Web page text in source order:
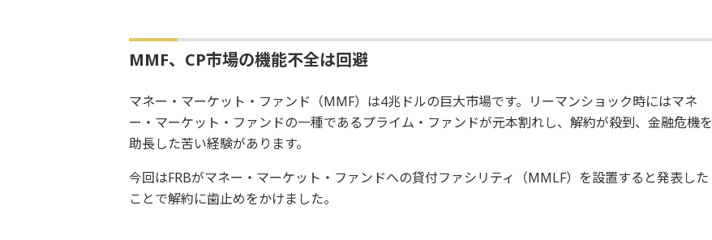
MMF、CP市場の機能不全は回避
マネー・マーケット・ファンド（MMF）は4兆ドルの巨大市場です。リーマンショック時にはマネ
ー・マーケット・ファンドの一種であるプライム・ファンドが元本割れし、解約が殺到、金融危機を
助長した苦い経験があります。
今回はFRBがマネー・マーケット・ファンドへの貸付ファシリティ（MMLF）を設置すると発表した
ことで解約に歯止めをかけました。